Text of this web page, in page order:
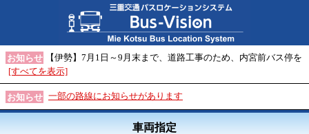
お知らせ
【伊勢】7月1日～9月末まで、道路工事のため、内宮前バス停を
[すべてを表示]
お知らせ 一部の路線にお知らせがあります
車両指定